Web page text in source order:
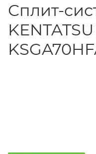
Сплит-